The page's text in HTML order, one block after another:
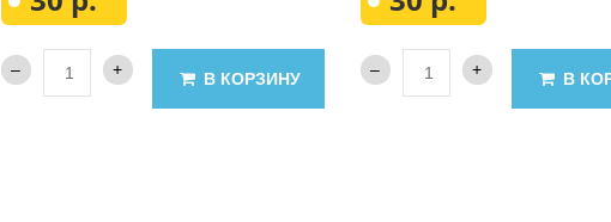
В КОРЗИНУ В